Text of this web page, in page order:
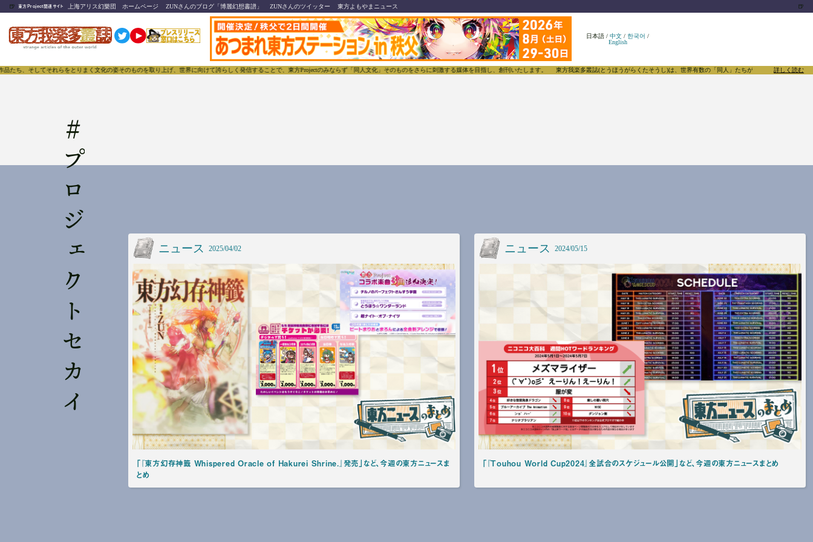
🍺 東方Project関連サイト 上海アリス幻樂団 ホームページ ZUNさんのブログ「博麗幻想書譜」 ZUNさんのツイッター 東方よもやまニュース 🍺
日本語 /中文 /한국어 /
English
そしてそれらをとりまく文化の姿そのものを取り上げ、世界に向けて誇らしく発信することで、東方Projectのみならず「同人文化」そのものをさらに刺激する媒体を目指し、創刊いたします。 東方我楽多叢誌(とうほうがらくたそうし)は、世界有数の「同人」たちがあふれる東方Projectに
詳しく読む
#
プロジェクトセカイ ニュース 2025/04/02
「『東方幻存神籤 Whispered Oracle of Hakurei Shrine.』発売」など、今週の東方ニュースま
とめ
ニュース 2024/05/15
「『Touhou World Cup2024』全試合のスケジュール公開」など、今週の東方ニュースまとめ